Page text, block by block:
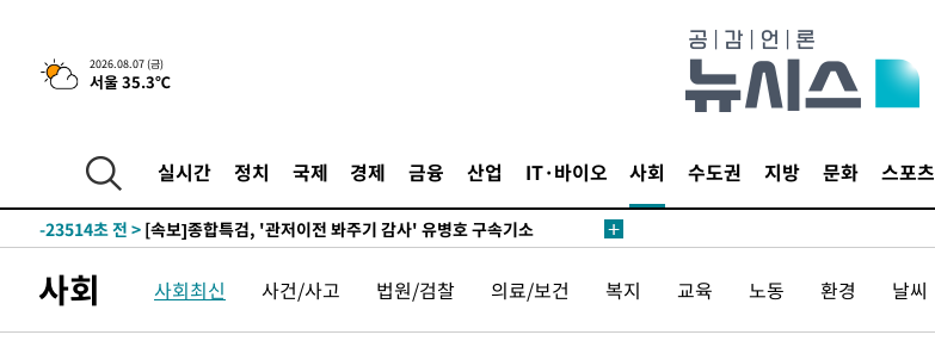
2026.08.07 (금)
서울 35.3℃
실시간 정치 국제 경제 금융 산업 IT·바이오 사회 수도권 지방 문화 스포츠
-2450초 전 >[속보] 뉴욕증시, 일제 하락 마감…나스닥 0.06%↓
-26488초 전 >
[속보] 7월 중국 수출 23.9%↑ 수입 27.5%↑…무역총액
25.3%↑
-23648초 전 >
-23514초 전 > [속보]종합특검, '관저이전 봐주기 감사' 유병호 구속기소
-19364초 전 >
[속보]'300억원대 사기 혐의' 차가원 대표 구속 송치
-18558초 전 >"미 전국적 살모네라 식중독 원인은 멕시코산 할라피뇨"-- CDC
사회 사회최신 사건/사고 법원/검찰 의료/보건 복지 교육 노동 환경 날씨